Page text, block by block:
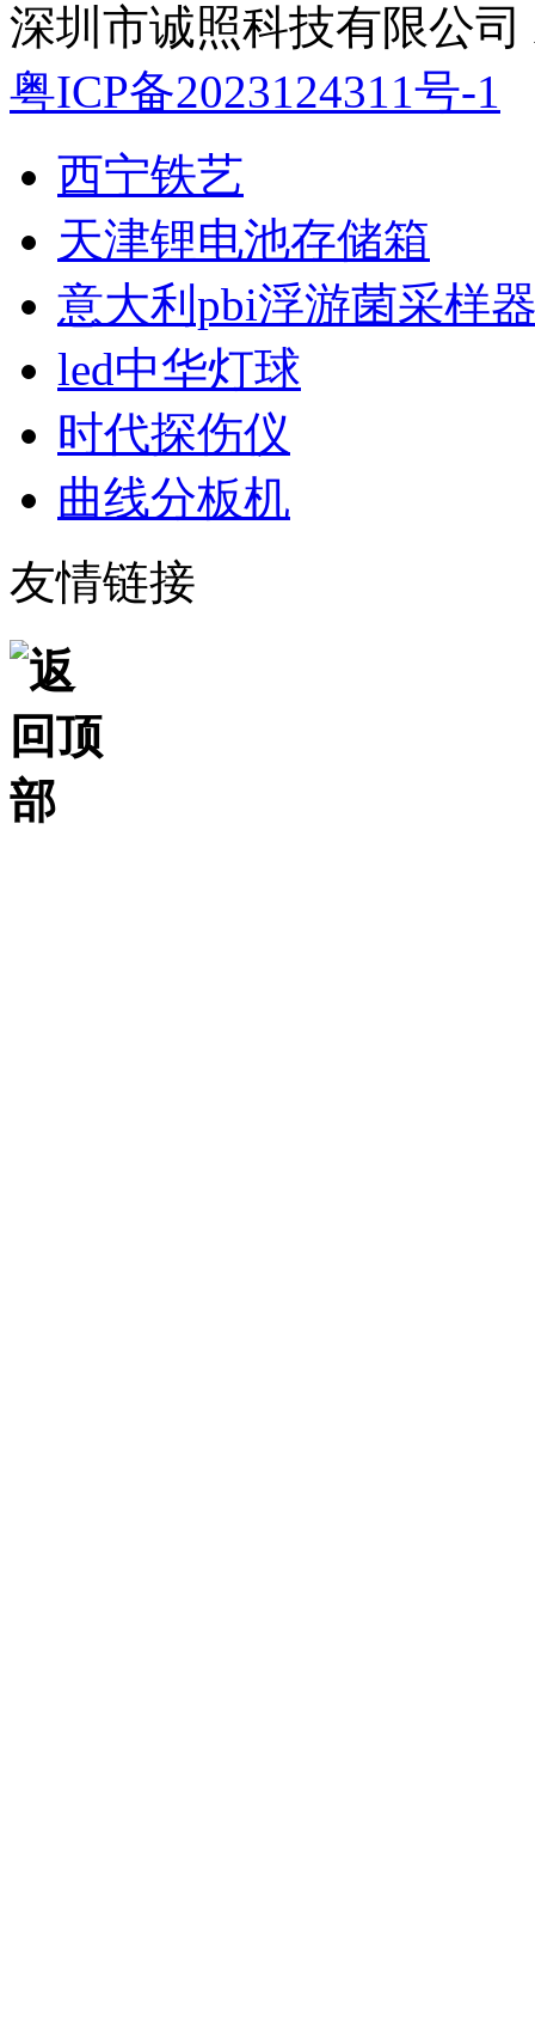
深圳市诚照科技有限公
粤ICP备2023124311号-1
西宁铁艺
天津锂电池存储箱
意大利pbi浮游菌采样
led中华灯球
时代探伤仪
曲线分板机
友情链接